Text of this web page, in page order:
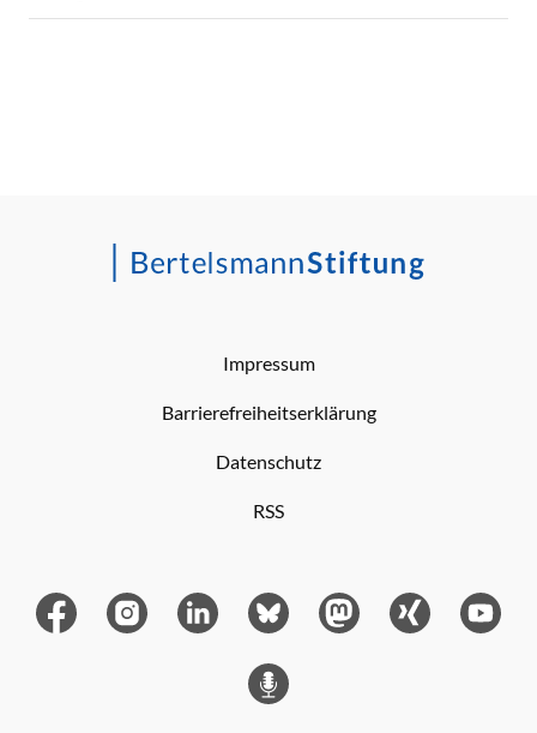
Impressum
Barrierefreiheitserklärung
Datenschutz
RSS